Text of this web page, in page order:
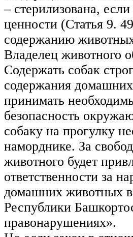
– стерилизована,
ценности (Статья 9.
содержанию
Владелец животного
Содержать собак
содержания
принимать
безопасность
собаку на прогулку
наморднике. За
животного будет
ответственности за
домашних животных в
Республики
правонарушениях».